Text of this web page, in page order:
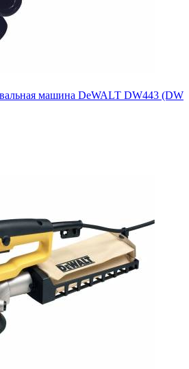
машина DeWALT DW443 (DW